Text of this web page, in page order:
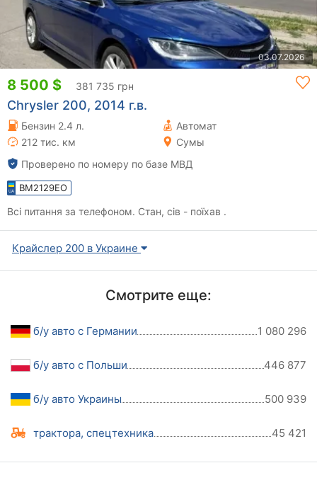
03.07.2026
8 500 $ 381 735 грн
Chrysler 200, 2014 г.в.
Бензин 2.4 л.
Автомат
212 тис. км
Сумы
Проверено по номеру по базе МВД
BM2129EO
Всі питання за телефоном. Стан, сів - поїхав .
Крайслер 200 в Украине
Смотрите еще:
б/у авто с Германии 1 080 296
б/у авто с Польши 446 877
б/у авто Украины 500 939
трактора, спецтехника 45 421